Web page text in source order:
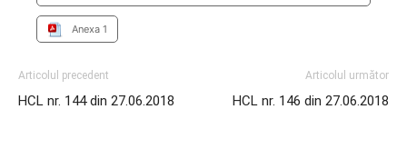
Anexa 1
Articolul precedent
HCL nr. 144 din 27.06.2018
Articolul următor
HCL nr. 146 din 27.06.2018